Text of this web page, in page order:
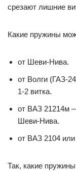
срезают лишние
Какие пружины
от Шеви-Нива.
от Волги (ГАЗ-
1-2 витка.
от ВАЗ 21214м
Шеви-Нива.
от ВАЗ 2104 или
Так, какие